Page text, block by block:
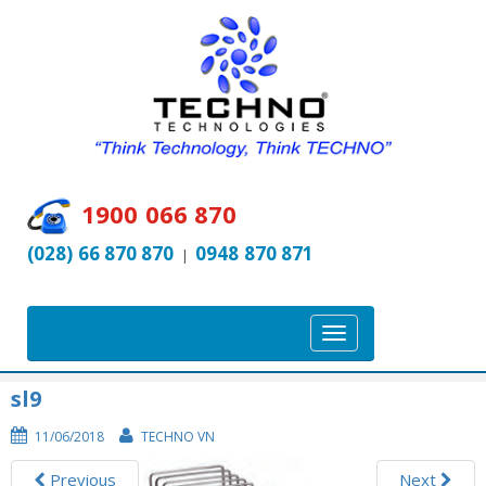
1900 066 870
(028) 66 870 870 | 0948 870 871
T
o
sl9
11/06/2018 TECHNO VN
Previous Next